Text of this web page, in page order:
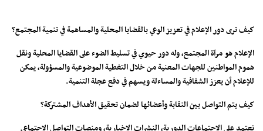
كيف ترى دور الإعلام في تعزيز الوعي بالقضايا المحلية والمساهمة في تنمية المجتمع؟
الإعلام هو مرآة المجتمع، وله دور حيوي في تسليط الضوء على القضايا المحلية ونقل
هموم المواطنين للجهات المعنية من خلال التغطية الموضوعية والمسؤولة، يمكن
للإعلام أن يعزز الشفافية والمساءلة ويسهم في دفع عجلة التنمية.
كيف يتم التواصل بين النقابة وأعضائها لضمان تحقيق الأهداف المشتركة؟
نعتمد على الاجتماعات الدورية، النشرات الإخبارية، ومنصات التواصل الاجتماعي